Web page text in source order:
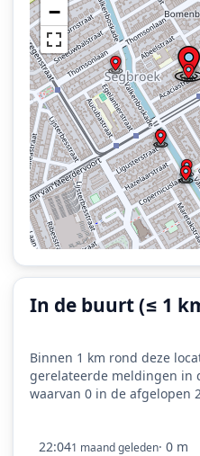
−
In de buurt (≤ 1
Binnen 1 km rond deze
gerelateerde meldingen in
waarvan 0 in de afgelopen
22:041 maand geleden· 0 m